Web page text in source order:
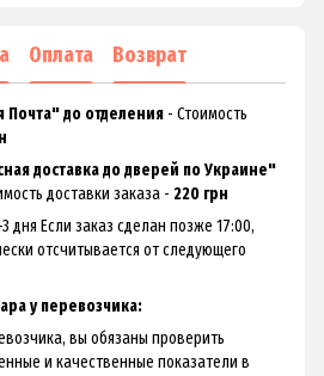
Оплата Возврат
Почта" до отделения - Стоимость
доставка до дверей по Украине"
доставки заказа - 220 грн
дня Если заказ сделан позже 17:00,
отсчитывается от следующего
у перевозчика:
вы обязаны проверить
и качественные показатели в